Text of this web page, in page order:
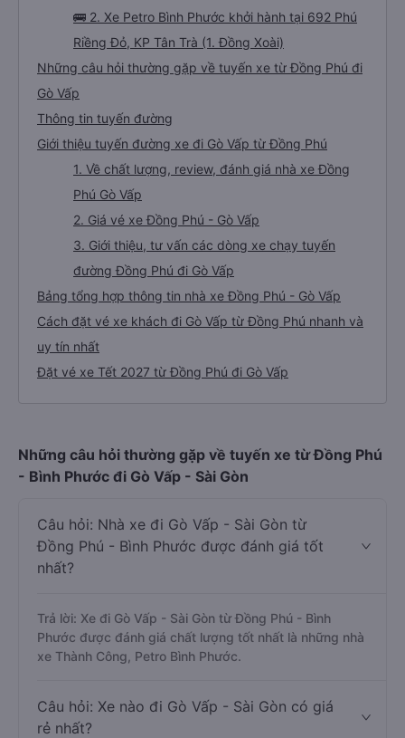
🚌 2. Xe Petro Bình Phước khởi hành tại 692 Phú
Riềng Đỏ, KP Tân Trà (1. Đồng Xoài)
Những câu hỏi thường gặp về tuyến xe từ Đồng Phú đi
Gò Vấp
Thông tin tuyến đường
Giới thiệu tuyến đường xe đi Gò Vấp từ Đồng Phú
1. Về chất lượng, review, đánh giá nhà xe Đồng
Phú Gò Vấp
2. Giá vé xe Đồng Phú - Gò Vấp
3. Giới thiệu, tư vấn các dòng xe chạy tuyến
đường Đồng Phú đi Gò Vấp
Bảng tổng hợp thông tin nhà xe Đồng Phú - Gò Vấp
Cách đặt vé xe khách đi Gò Vấp từ Đồng Phú nhanh và
uy tín nhất
Đặt vé xe Tết 2027 từ Đồng Phú đi Gò Vấp
Những câu hỏi thường gặp về tuyến xe từ Đồng Phú
- Bình Phước đi Gò Vấp - Sài Gòn
Câu hỏi: Nhà xe đi Gò Vấp - Sài Gòn từ
Đồng Phú - Bình Phước được đánh giá tốt
nhất?
Trả lời: Xe đi Gò Vấp - Sài Gòn từ Đồng Phú - Bình
Phước được đánh giá chất lượng tốt nhất là những nhà
xe Thành Công, Petro Bình Phước.
Câu hỏi: Xe nào đi Gò Vấp - Sài Gòn có giá
rẻ nhất?